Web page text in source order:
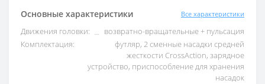
Основные характеристики Все характеристики
Движения головки:
возвратно-вращательные + пульсация
Комплектация:
футляр, 2 сменные насадки средней
жесткости CrossAction, зарядное
устройство, приспособление для хранения
насадок